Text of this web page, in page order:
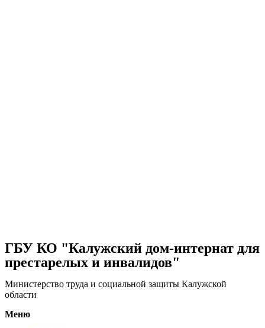
ГБУ КО "Калужский дом-интернат для
престарелых и инвалидов"
Министерство труда и социальной защиты Калужской
области
Меню